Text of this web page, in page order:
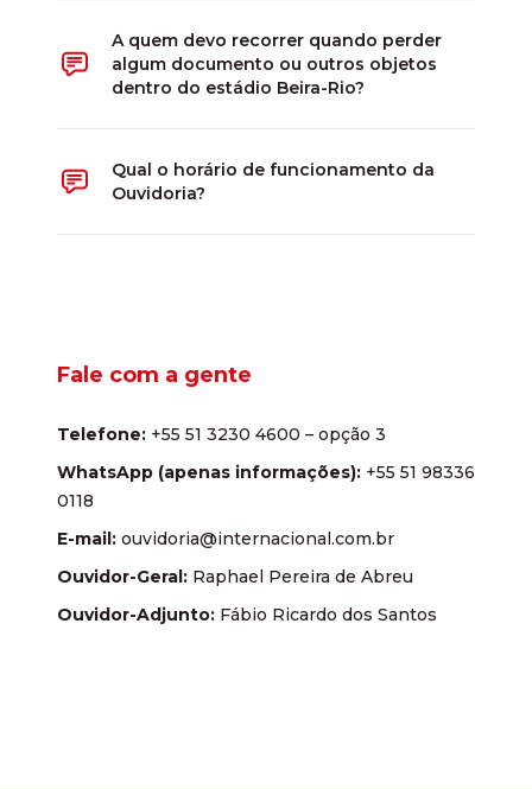
A quem devo recorrer quando perder
algum documento ou outros objetos
dentro do estádio Beira-Rio?
Qual o horário de funcionamento da
Ouvidoria?
Fale com a gente
Telefone: +55 51 3230 4600 – opção 3
WhatsApp (apenas informações): +55 51 98336
0118
E-mail: ouvidoria@internacional.com.br
Ouvidor-Geral: Raphael Pereira de Abreu
Ouvidor-Adjunto: Fábio Ricardo dos Santos